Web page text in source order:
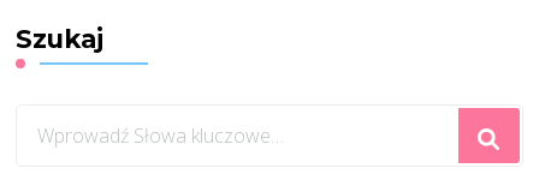
Szukaj
czegoś?